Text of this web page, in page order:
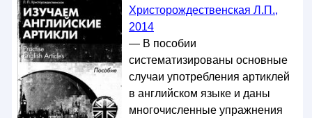
Христорождественская Л.П.,
2014
— В пособии
систематизированы основные
случаи употребления артиклей
в английском языке и даны
многочисленные упражнения